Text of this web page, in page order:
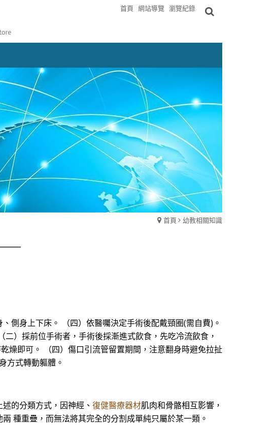
首頁 網站導覽 瀏覽紀錄
首頁 幼教相關知識
側身上下床。 （四）依醫囑決定手術後配戴頸圈(需自費)。
）採前位手術者，手術後採漸進式飲食，先吃冷流飲食，
燥即可。 （四）傷口引流管留置期間，注意翻身時避免拉扯
方式轉動軀體。
的分類方式，因神經、 復健醫療器材肌肉和骨骼相互影響，
種重疊，而無法將其完全的分割成單純只屬於某一類。